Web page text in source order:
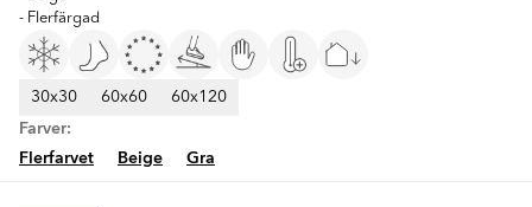
- Flerfärgad
30x30 60x60 60x120
Farver:
Flerfarvet
Beige Gra